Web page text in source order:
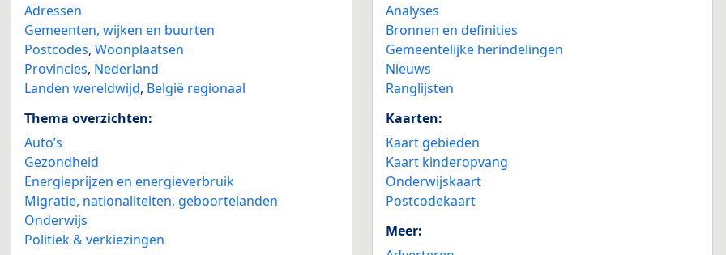
Adressen
Gemeenten, wijken en buurten
Postcodes,Woonplaatsen
Provincies, Nederland
Landen wereldwijd, België regionaal
Thema overzichten:
Auto’s
Gezondheid
Energieprijzen en energieverbruik
Migratie, nationaliteiten, geboortelanden
Onderwijs
Politiek & verkiezingen
Analyses
Bronnen en definities
Gemeentelijke herindelingen
Nieuws
Ranglijsten
Kaarten:
Kaart gebieden
Kaart kinderopvang
Onderwijskaart
Postcodekaart
Meer: